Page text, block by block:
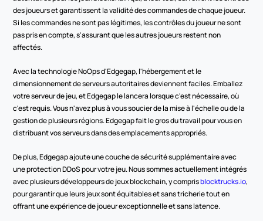
des joueurs et garantissent la validité des commandes de chaque joueur.
Si les commandes ne sont pas légitimes, les contrôles du joueur ne sont
pas pris en compte, s'assurant que les autres joueurs restent non
affectés.
Avec la technologie NoOps d'Edgegap, l'hébergement et le
dimensionnement de serveurs autoritaires deviennent faciles. Emballez
votre serveur de jeu, et Edgegap le lancera lorsque c'est nécessaire, où
c'est requis. Vous n'avez plus à vous soucier de la mise à l'échelle ou de la
gestion de plusieurs régions. Edgegap fait le gros du travail pour vous en
distribuant vos serveurs dans des emplacements appropriés.
De plus, Edgegap ajoute une couche de sécurité supplémentaire avec
une protection DDoS pour votre jeu. Nous sommes actuellement intégrés
avec plusieurs développeurs de jeux blockchain, y compris blocktrucks.io,
pour garantir que leurs jeux sont équitables et sans tricherie tout en
offrant une expérience de joueur exceptionnelle et sans latence.